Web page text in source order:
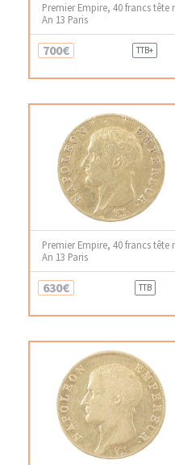
Premier Empire, 40 francs
An 13 Paris
700€ TTB+
Premier Empire, 40 francs
An 13 Paris
630€ TTB